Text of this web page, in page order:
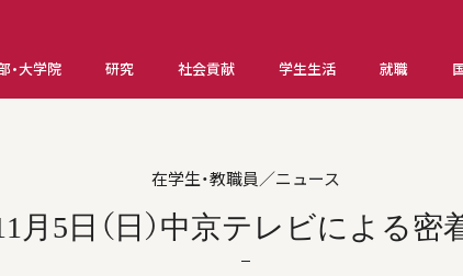
・大学院 研究 社会貢献 学生生活 就職
在学生・教職員／ニュース
月5日（日）中京テレビによる